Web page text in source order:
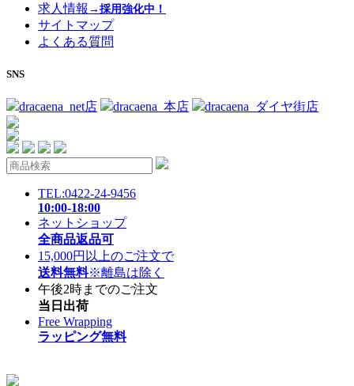
求人情報 →採用強化中！
サイトマップ
よくある質問
SNS
dracaena_net店 dracaena_本店 dracaena_ダイヤ街店
TEL:0422-24-9456
10:00-18:00
ネットショップ
全商品返品可
15,000円以上のご注文で
送料無料※離島は除く
午後2時までのご注文
当日出荷
Free Wrapping
ラッピング無料